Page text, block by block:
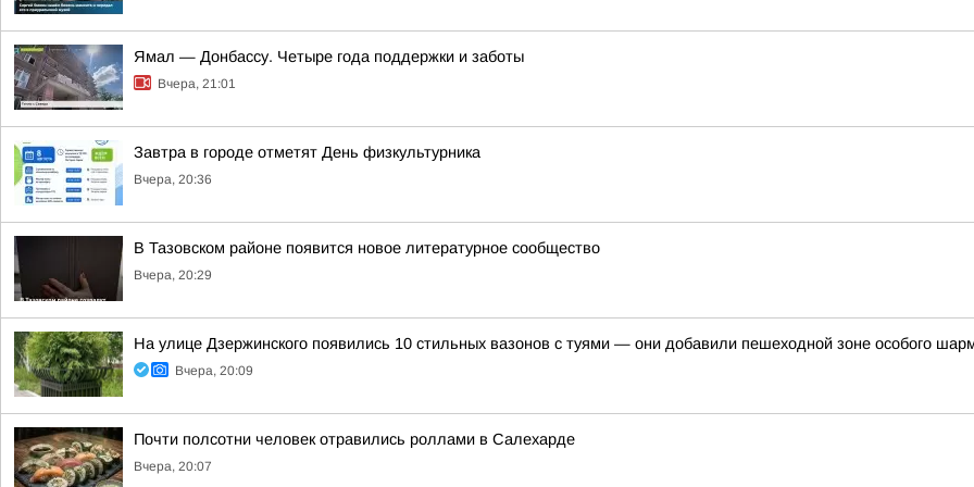
Ямал — Донбассу. Четыре года поддержки и заботы
Вчера, 21:01
Завтра в городе отметят День физкультурника
Вчера, 20:36
В Тазовском районе появится новое литературное сообщество
Вчера, 20:29
На улице Дзержинского появились 10 стильных вазонов с туями — они добавили пешеходной зоне особого
Вчера, 20:09
Почти полсотни человек отравились роллами в Салехарде
Вчера, 20:07